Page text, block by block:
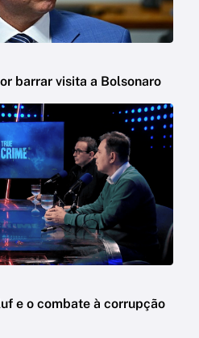
barrar visita a Bolsonaro
e o combate à corrupção